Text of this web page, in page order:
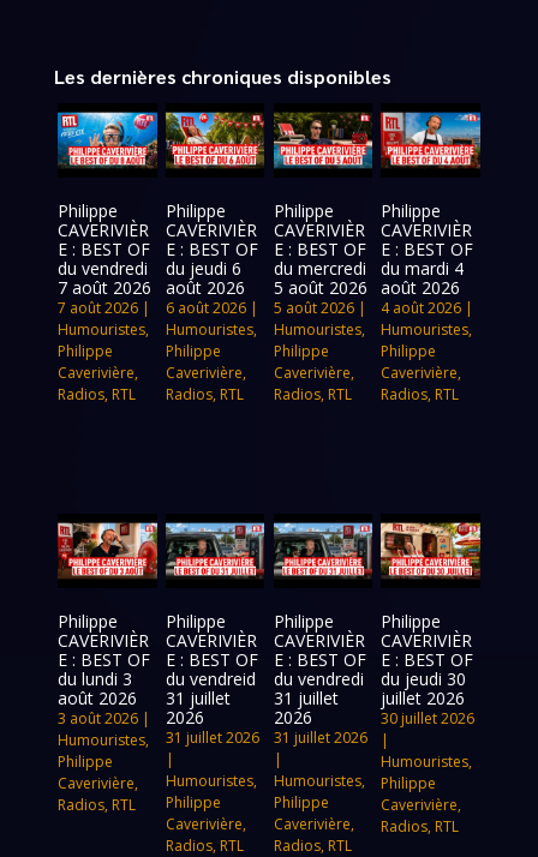
Les dernières chroniques disponibles
Philippe
CAVERIVIÈR
E : BEST OF
du vendredi
7 août 2026
7 août 2026 |
Humouristes,
Philippe
Caverivière,
Radios, RTL
Philippe
CAVERIVIÈR
E : BEST OF
du jeudi 6
août 2026
6 août 2026|
Humouristes,
Philippe
Caverivière,
Radios, RTL
Philippe
CAVERIVIÈR
E : BEST OF
du mercredi
5 août 2026
5 août 2026|
Humouristes,
Philippe
Caverivière,
Radios, RTL
Philippe
CAVERIVIÈR
E : BEST OF
du mardi 4
août 2026
4 août 2026 |
Humouristes,
Philippe
Caverivière,
Radios, RTL
Philippe
CAVERIVIÈR
E : BEST OF
du lundi 3
août 2026
3 août 2026 |
Humouristes,
Philippe
Caverivière,
Radios, RTL
Philippe
CAVERIVIÈR
E : BEST OF
du vendreid
31 juillet
2026
31 juillet 2026
|
Humouristes,
Philippe
Caverivière,
Radios, RTL
Philippe
CAVERIVIÈR
E : BEST OF
du vendredi
31 juillet
2026
31 juillet 2026
|
Humouristes,
Philippe
Caverivière,
Radios, RTL
Philippe
CAVERIVIÈR
E : BEST OF
du jeudi 30
juillet 2026
30 juillet 2026
|
Humouristes,
Philippe
Caverivière,
Radios, RTL